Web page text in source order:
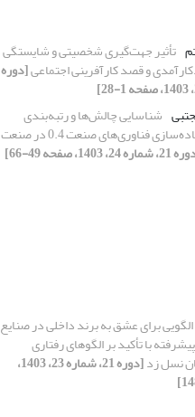
تأثیر جهت‌گیری شخصیتی و شایستگی
و قصد کارآفرینی اجتماعی[دوره
شناسایی چالش‌ها و رتبه‌بندی
راهبردهای پیاده‌سازی فناوری‌های صنعت 0.4 در صنعت
24، 1403، صفحه 49-66]
الگویی برای عشق به برند داخلی در صنایع
با تأکید بر الگوهای رفتاری
نسل زد [دوره 21، شماره 23، 1403،